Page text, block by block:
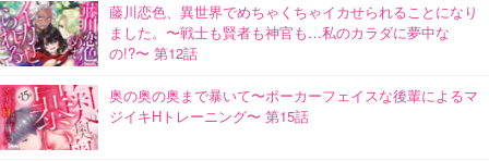
藤川恋色、異世界でめちゃくちゃイカせられることになり
ました。〜戦士も賢者も神官も…私のカラダに夢中な
の!?〜 第12話
奥の奥の奥まで暴いて〜ポーカーフェイスな後輩によるマ
ジイキHトレーニング〜 第15話